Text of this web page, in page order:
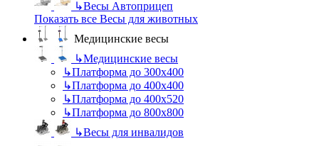
↳Весы Автоприцеп
Показать все Весы для животных
Медицинские весы
↳Медицинские весы
↳Платформа до 300х400
↳Платформа до 400х400
↳Платформа до 400х520
↳Платформа до 800х800
↳Весы для инвалидов